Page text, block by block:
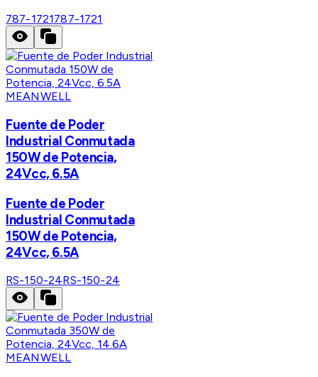
787-1721787-1721
MEANWELL
Fuente de Poder
Industrial Conmutada
150W de Potencia,
24Vcc, 6.5A
Fuente de Poder
Industrial Conmutada
150W de Potencia,
24Vcc, 6.5A
RS-150-24RS-150-24
MEANWELL